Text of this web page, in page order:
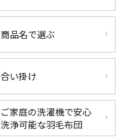
商品名で選ぶ
合い掛け
ご家庭の洗濯機で安心
洗浄可能な羽毛布団